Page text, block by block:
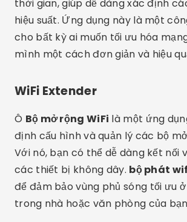
thời gian, giúp dễ dàng xác định
hiệu suất. Ứng dụng này là một
cho bất kỳ ai muốn tối ưu hóa
mình một cách đơn giản và hiệu
WiFi Extender
Ô Bộ mở rộng WiFi là một ứng
định cấu hình và quản lý các bộ
Với nó, bạn có thể dễ dàng kết nối
các thiết bị không dây. bộ phát
để đảm bảo vùng phủ sóng tối ưu
trong nhà hoặc văn phòng của